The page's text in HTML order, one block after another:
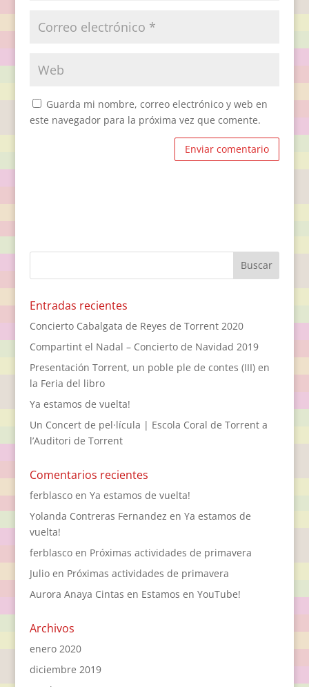
Guarda mi nombre, correo electrónico y web en
este navegador para la próxima vez que comente.
Entradas recientes
Concierto Cabalgata de Reyes de Torrent 2020
Compartint el Nadal – Concierto de Navidad 2019
Presentación Torrent, un poble ple de contes (III) en
la Feria del libro
Ya estamos de vuelta!
Un Concert de pel·lícula | Escola Coral de Torrent a
l’Auditori de Torrent
Comentarios recientes
ferblascoen Ya estamos de vuelta!
Yolanda Contreras Fernandez en Ya estamos de
vuelta!
ferblascoen Próximas actividades de primavera
Julioen Próximas actividades de primavera
Aurora Anaya Cintas en Estamos en YouTube!
Archivos
enero 2020
diciembre 2019